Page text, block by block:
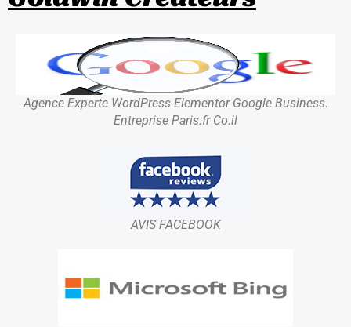
Agence Experte WordPress Elementor Google Business.
Entreprise Paris.fr Co.il
AVIS FACEBOOK